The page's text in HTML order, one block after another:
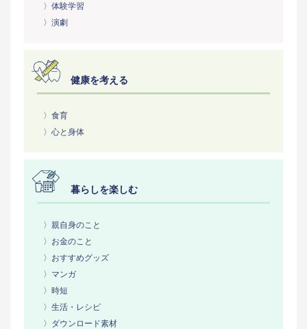
〉体験学習
〉演劇
健康を考える
〉食育
〉心と身体
暮らしを楽しむ
〉親自身のこと
〉お金のこと
〉おすすめグッズ
〉マンガ
〉時短
〉生活・レシピ
〉ダウンロード素材